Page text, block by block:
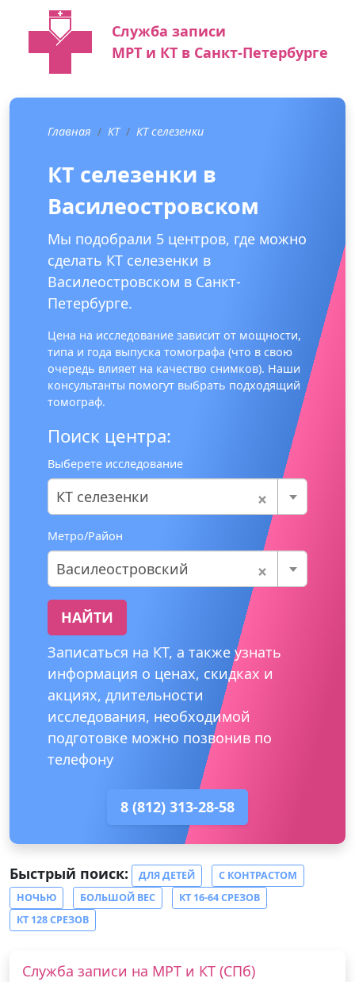
Служба записи
МРТ и КТ в Санкт-Петербурге
Главная КТ КТ селезенки
КТ селезенки в
Василеостровском
Мы подобрали 5 центров, где можно
сделать КТ селезенки в
Василеостровском в Санкт-
Петербурге.
Цена на исследование зависит от мощности,
типа и года выпуска томографа (что в свою
очередь влияет на качество снимков). Наши
консультанты помогут выбрать подходящий
томограф.
Поиск центра:
Выберете исследование
×
КТ селезенки
Метро/Район
×
Василеостровский
НАЙТИ
Записаться на КТ, а также узнать
информация о ценах, скидках и
акциях, длительности
исследования, необходимой
подготовке можно позвонив по
телефону
8 (812) 313-28-58
Быстрый поиск: ДЛЯ ДЕТЕЙ
С КОНТРАСТОМ
НОЧЬЮ
БОЛЬШОЙ ВЕС
КТ 16-64 СРЕЗОВ
КТ 128 СРЕЗОВ
Служба записи на МРТ и КТ (СПб)